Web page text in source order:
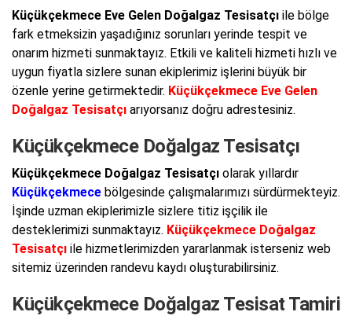
Küçükçekmece Eve Gelen Doğalgaz Tesisatçı ile bölge
fark etmeksizin yaşadığınız sorunları yerinde tespit ve
onarım hizmeti sunmaktayız. Etkili ve kaliteli hizmeti hızlı ve
uygun fiyatla sizlere sunan ekiplerimiz işlerini büyük bir
özenle yerine getirmektedir. Küçükçekmece Eve Gelen
Doğalgaz Tesisatçı arıyorsanız doğru adrestesiniz.
Küçükçekmece Doğalgaz Tesisatçı
Küçükçekmece Doğalgaz Tesisatçı olarak yıllardır
Küçükçekmece bölgesinde çalışmalarımızı sürdürmekteyiz.
İşinde uzman ekiplerimizle sizlere titiz işçilik ile
desteklerimizi sunmaktayız. Küçükçekmece Doğalgaz
Tesisatçı ile hizmetlerimizden yararlanmak isterseniz web
sitemiz üzerinden randevu kaydı oluşturabilirsiniz.
Küçükçekmece Doğalgaz Tesisat Tamiri